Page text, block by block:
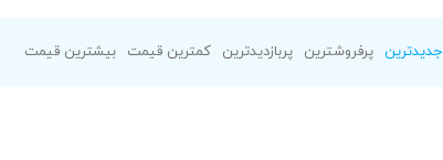
جدیدترین پرفروشترین پربازدیدترین کمترین قیمت بیشترین قیمت